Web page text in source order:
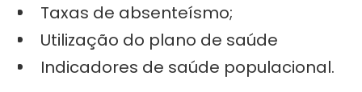
Taxas de absenteísmo;
Utilização do plano de saúde
Indicadores de saúde populacional.